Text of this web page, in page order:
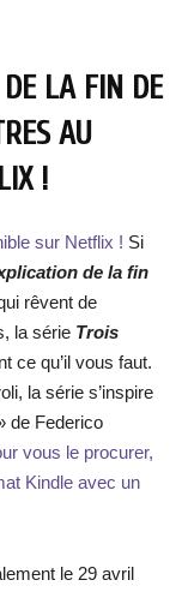
DE LA FIN DE
AU
!
sur Netflix ! Si
de la fin
rêvent de
la série Trois
ce qu’il vous faut.
la série s’inspire
de Federico
vous le procurer,
Kindle avec un
le 29 avril